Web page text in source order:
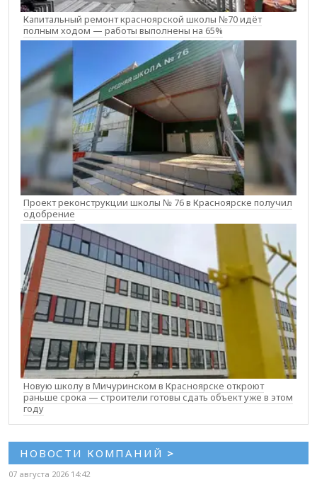
Капитальный ремонт красноярской школы №70 идёт
полным ходом — работы выполнены на 65%
Проект реконструкции школы № 76 в Красноярске получил
одобрение
Новую школу в Мичуринском в Красноярске откроют
раньше срока — строители готовы сдать объект уже в этом
году
НОВОСТИ КОМПАНИЙ >
07 августа 2026 14:42